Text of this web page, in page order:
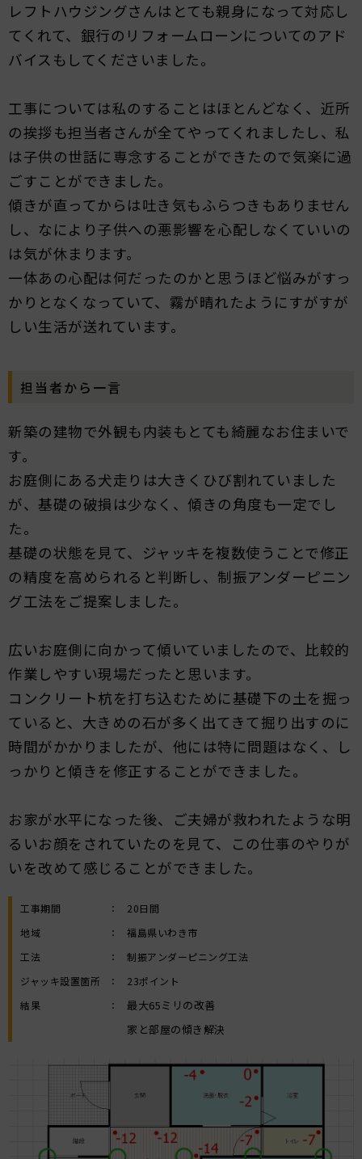
レフトハウジングさんはとても親身になって対応し
てくれて、銀行のリフォームローンについてのアド
バイスもしてくださいました。
工事については私のすることはほとんどなく、近所
の挨拶も担当者さんが全てやってくれましたし、私
は子供の世話に専念することができたので気楽に過
ごすことができました。
傾きが直ってからは吐き気もふらつきもありません
し、なにより子供への悪影響を心配しなくていいの
は気が休まります。
一体あの心配は何だったのかと思うほど悩みがすっ
かりとなくなっていて、霧が晴れたようにすがすが
しい生活が送れています。
担当者から一言
新築の建物で外観も内装もとても綺麗なお住まいで
す。
お庭側にある犬走りは大きくひび割れていました
が、基礎の破損は少なく、傾きの角度も一定でし
た。
基礎の状態を見て、ジャッキを複数使うことで修正
の精度を高められると判断し、制振アンダーピニン
グ工法をご提案しました。
広いお庭側に向かって傾いていましたので、比較的
作業しやすい現場だったと思います。
コンクリート杭を打ち込むために基礎下の土を掘っ
ていると、大きめの石が多く出てきて掘り出すのに
時間がかかりましたが、他には特に問題はなく、し
っかりと傾きを修正することができました。
お家が水平になった後、ご夫婦が救われたような明
るいお顔をされていたのを見て、この仕事のやりが
いを改めて感じることができました。
工事期間 ：
20日間
地域
：
福島県いわき市
工法
：
制振アンダーピニング工法
ジャッキ設置箇所
：
23ポイント
結果
：
最大65ミリの改善
家と部屋の傾き解決